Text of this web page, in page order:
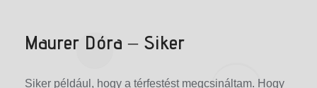
Maurer Dóra – Siker
Siker például, hogy a térfestést megcsináltam. Hogy